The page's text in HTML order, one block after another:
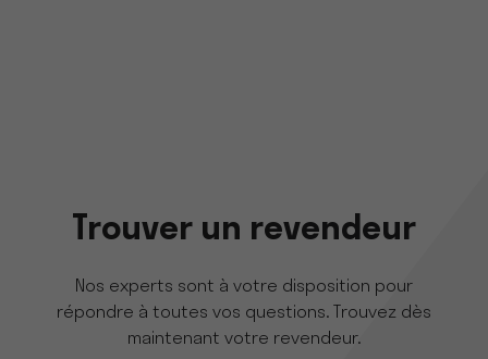
Trouver un revendeur
Nos experts sont à votre disposition pour
répondre à toutes vos questions. Trouvez dès
maintenant votre revendeur.